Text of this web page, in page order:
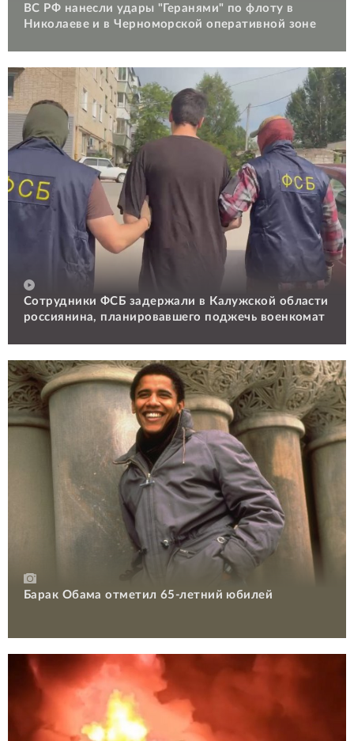
ВС РФ нанесли удары "Геранями" по флоту в
Николаеве и в Черноморской оперативной зоне
Сотрудники ФСБ задержали в Калужской области
россиянина, планировавшего поджечь военкомат
Барак Обама отметил 65-летний юбилей